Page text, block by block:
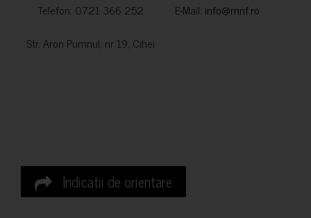
Telefon: 0721 366 252 E-Mail: info@mnf.ro
Str. Aron Pumnul, nr 19, Cihei
Indicatii de orientare